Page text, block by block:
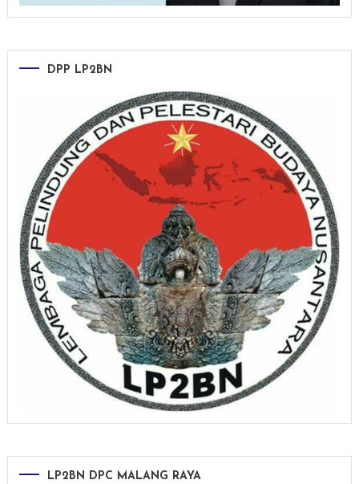
DPP LP2BN
LP2BN DPC MALANG RAYA